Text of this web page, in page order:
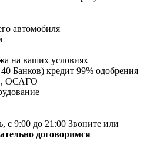
автомобиля
на ваших условиях
Банков) кредит 99% одобрения
ОСАГО
9:00 до 21:00 Звоните или
договоримся